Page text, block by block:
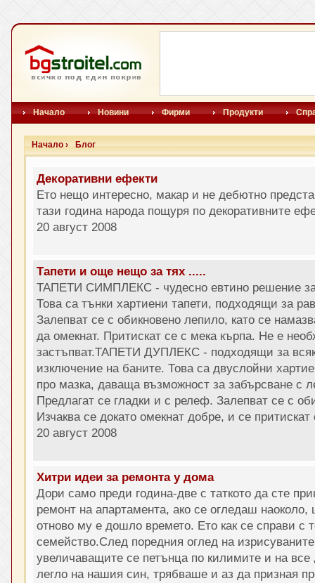
Начало Новини Фирми Продукти
Начало › Блог
Декоративни ефекти
Ето нещо интересно, макар и не дебютно
тази година народа пощуря по декоративните
20 август 2008
Тапети и още нещо за тях .....
ТАПЕТИ СИМПЛЕКС - чудесно евтино решение
Това са тънки хартиени тапети, подходящи за
Залепват се с обикновено лепило, като се
да омекнат. Притискат се с мека кърпа. Не е
застъпват.ТАПЕТИ ДУПЛЕКС - подходящи за
изключение на баните. Това са двуслойни
про мазка, даваща възможност за забърсване с
Предлагат се гладки и с релеф. Залепват се с
Изчаква се докато омекнат добре, и се
20 август 2008
Хитри идеи за ремонта у дома
Дори само преди година-две с таткото да сте
ремонт на апартамента, ако се огледаш
отново му е дошло времето. Ето как се справи с
семейство.След поредния оглед на
увеличаващите се петънца по килимите и на все
легло на нашия син, трябваше и аз да призная